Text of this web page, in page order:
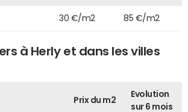
30 €/m2 85 €/m2
à Herly et dans les villes
Prix du m2
Evolution
sur 6 mois